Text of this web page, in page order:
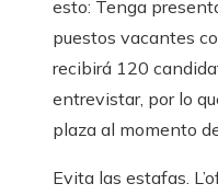
esto: Tenga
puestos vacantes
recibirá 120
entrevistar, por lo
plaza al momento
Evita las estafas.